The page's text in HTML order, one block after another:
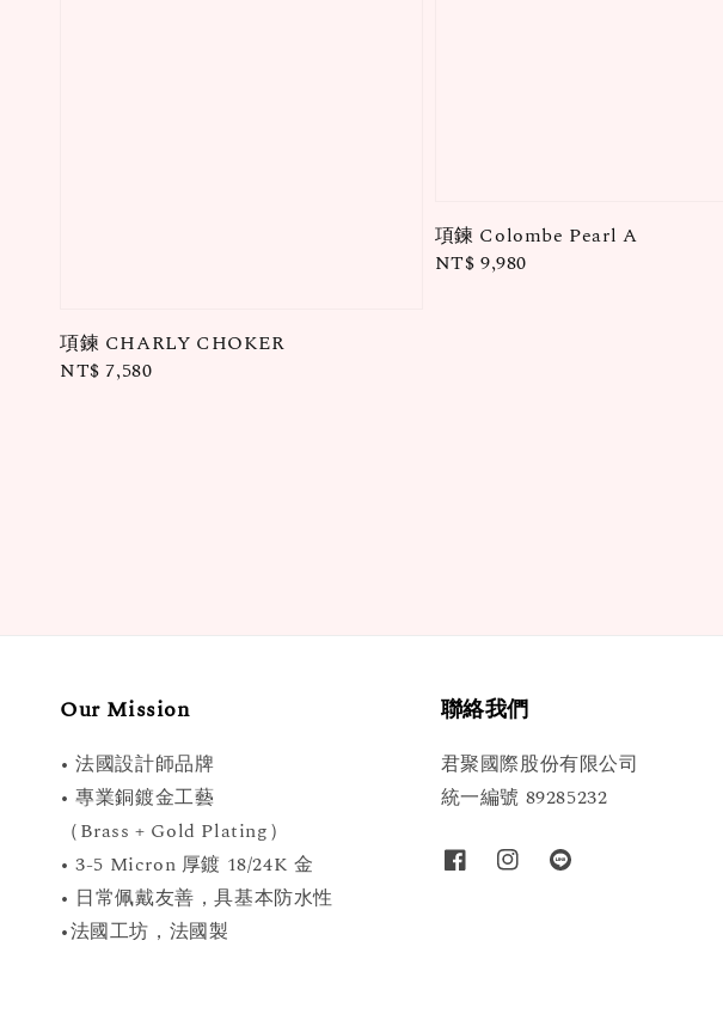
項鍊 CHARLY CHOKER
Regular
NT$ 7,580
項鍊 Colombe Pearl A
Regular
NT$ 9,980
Our Mission
• 法國設計師品牌
• 專業銅鍍金工藝
（Brass + Gold Plating）
• 3-5 Micron 厚鍍 18/24K 金
• 日常佩戴友善，具基本防水性
•法國工坊，法國製
聯絡我們
君聚國際股份有限公司
統一編號 89285232